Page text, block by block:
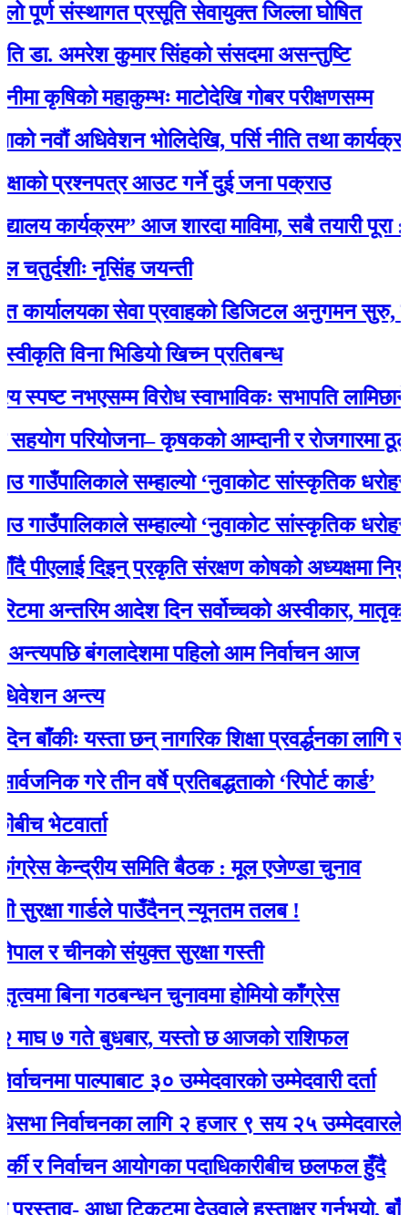
संस्थागत प्रसूति सेवायुक्त जिल्ला घोषित
अमरेश कुमार सिंहको संसदमा असन्तुष्टि
महाकुम्भः माटोदेखि गोबर परीक्षणसम्म
अधिवेशन भोलिदेखि, पर्सि नीति तथा कार्यक्रम
प्रश्नपत्र आउट गर्ने दुई जना पक्राउ
कार्यक्रम” आज शारदा माविमा, सबै तयारी पूरा
नृसिंह जयन्ती
सेवा प्रवाहको डिजिटल अनुगमन सुरु, मन्त्री
विना भिडियो खिच्न प्रतिबन्ध
नभएसम्म विरोध स्वाभाविकः सभापति लामिछाने
परियोजना– कृषकको आम्दानी र रोजगारमा ठूलो
सम्हाल्यो ‘नुवाकोट सांस्कृतिक धरोहर
सम्हाल्यो ‘नुवाकोट सांस्कृतिक धरोहर
दिइन् प्रकृति संरक्षण कोषको अध्यक्षमा नियुक्ति
अन्तरिम आदेश दिन सर्वोच्चको अस्वीकार, मातृका
बंगलादेशमा पहिलो आम निर्वाचन आज
अन्त्य
यस्ता छन् नागरिक शिक्षा प्रवर्द्धनका लागि स्रोत
गरे तीन वर्षे प्रतिबद्धताको ‘रिपोर्ट कार्ड’
समिति बैठक : मूल एजेण्डा चुनाव
गार्डले पाउँदैनन् न्यूनतम तलब !
चीनकाे संयुक्त सुरक्षा गस्ती
गठबन्धन चुनावमा होमियो काँग्रेस
गते बुधबार, यस्ताे छ आजको राशिफल
पाल्पाबाट ३० उम्मेदवारको उम्मेदवारी दर्ता
लागि २ हजार ९ सय २५ उम्मेदवारले
निर्वाचन आयोगका पदाधिकारीबीच छलफल हुँदै
आधा टिकटमा देउवाले हस्ताक्षर गर्नुभयो, बाँकी